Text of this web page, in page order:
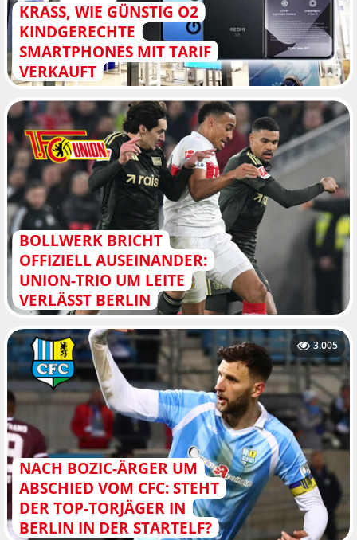
KRASS, WIE GÜNSTIG O2
KINDGERECHTE
SMARTPHONES MIT TARIF
VERKAUFT
BOLLWERK BRICHT
OFFIZIELL AUSEINANDER:
UNION-TRIO UM LEITE
VERLÄSST BERLIN
NACH BOZIC-ÄRGER UM
ABSCHIED VOM CFC: STEHT
DER TOP-TORJÄGER IN
BERLIN IN DER STARTELF?
3.005